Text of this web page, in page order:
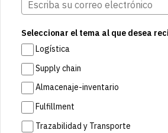
Seleccionar el tema al que desea
Logística
Supply chain
Almacenaje-inventario
Fulfillment
Trazabilidad y Transporte